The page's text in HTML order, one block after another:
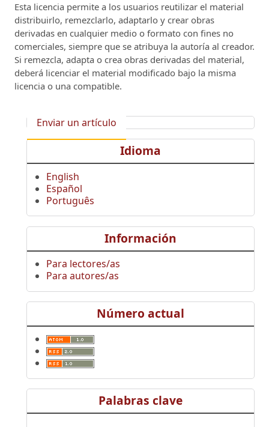
Esta licencia permite a los usuarios reutilizar el material
distribuirlo, remezclarlo, adaptarlo y crear obras
derivadas en cualquier medio o formato con fines no
comerciales, siempre que se atribuya la autoría al creador.
Si remezcla, adapta o crea obras derivadas del material,
deberá licenciar el material modificado bajo la misma
licencia o una compatible.
Enviar un artículo
Idioma
English
Español
Português
Información
Para lectores/as
Para autores/as
Número actual
Palabras clave